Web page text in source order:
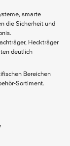
smarte
die Sicherheit und
Heckträger
deutlich
Bereichen
Sortiment.